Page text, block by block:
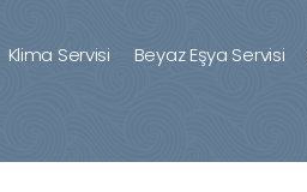
Klima Servisi Beyaz Eşya Servisi